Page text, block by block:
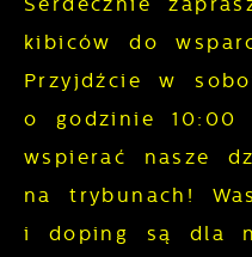
kibiców do
Przyjdźcie w
o godzinie
wspierać nasze
na trybunach!
i doping są dla
prezentowania Ci
podstawie analizy
Twoich zwyczajów
podmiotów trzecich
naszymi partnerami
dostawców usług.